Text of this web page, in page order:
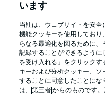
Official Partners
います
当社は、ウェブサイトを安
機能クッキーを使用しており
らなる最適化を図るために
記録することができるように
を受け入れる」をクリックす
キーおよび分析クッキー、ソ
することに同意したことにな
は、 第三者からのものです。